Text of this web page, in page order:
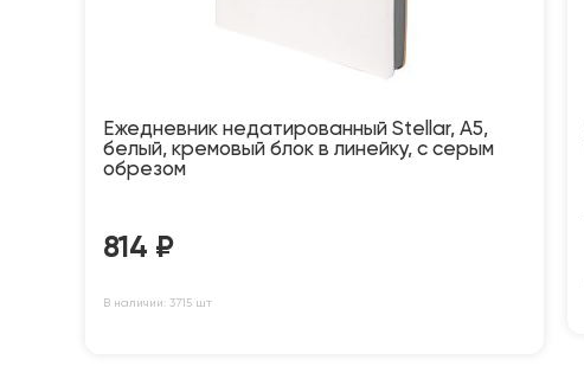
Ежедневник недатированный Stellar, А5,
белый, кремовый блок в линейку, с серым
обрезом
814 ₽
В наличии: 3715 шт